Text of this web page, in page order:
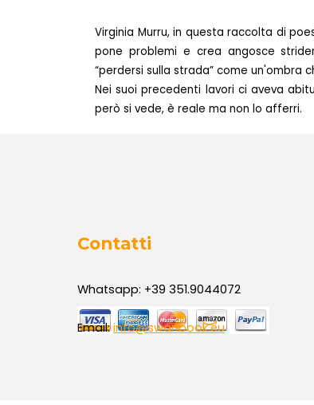
Virginia Murru, in questa raccolta di
pone problemi e crea angosce
“perdersi sulla strada” come un'ombra
Nei suoi precedenti lavori ci aveva
però si vede, è reale ma non lo afferri.
Contatti
Whatsapp: +39 351.9044072
Email:info@swanbook.eu